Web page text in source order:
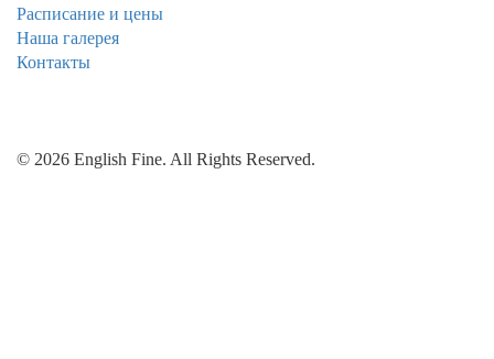
Расписание и цены
Наша галерея
Контакты
© 2026 English Fine. All Rights Reserved.